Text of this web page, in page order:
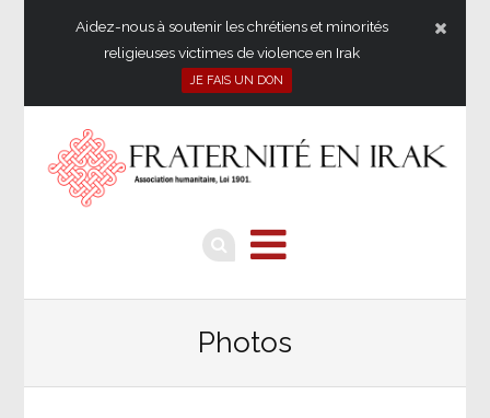
Aidez-nous à soutenir les chrétiens et minorités
religieuses victimes de violence en Irak
JE FAIS UN DON
Photos